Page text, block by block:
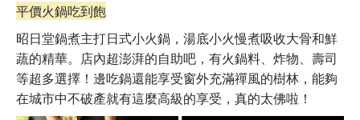
平價火鍋吃到飽
昭日堂鍋煮主打日式小火鍋，湯底小火慢煮吸收大骨和鮮
蔬的精華。店內超澎湃的自助吧，有火鍋料、炸物、壽司
等超多選擇！邊吃鍋還能享受窗外充滿禪風的樹林，能夠
在城市中不破產就有這麼高級的享受，真的太佛啦！